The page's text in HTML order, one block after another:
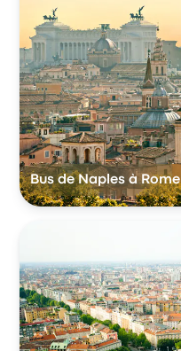
Bus de Naples à Rome